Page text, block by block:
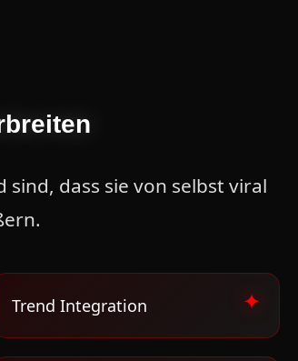
dass sie von selbst viral
Trend Integration